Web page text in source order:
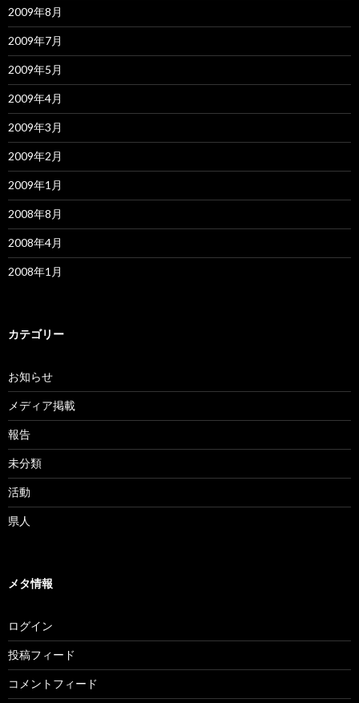
2009年8月
2009年7月
2009年5月
2009年4月
2009年3月
2009年2月
2009年1月
2008年8月
2008年4月
2008年1月
カテゴリー
お知らせ
メディア掲載
報告
未分類
活動
県人
メタ情報
ログイン
投稿フィード
コメントフィード